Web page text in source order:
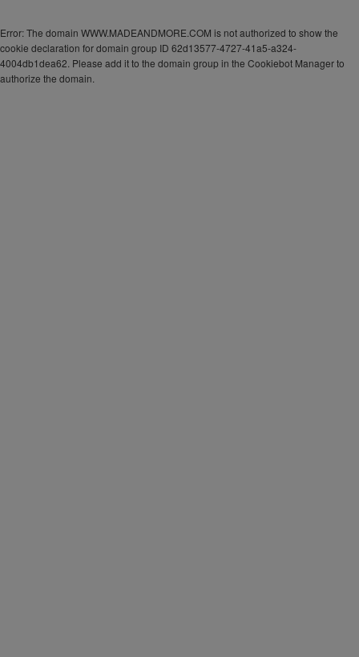
Error: The domain WWW.MADEANDMORE.COM is not authorized to show the
cookie declaration for domain group ID 62d13577-4727-41a5-a324-
4004db1dea62. Please add it to the domain group in the Cookiebot Manager to
authorize the domain.